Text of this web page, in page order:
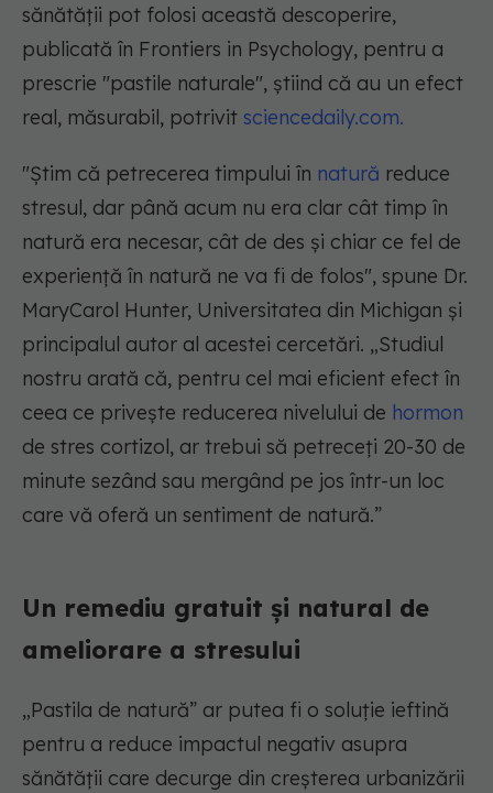
sănătății pot folosi această descoperire,
publicată în Frontiers in Psychology, pentru a
prescrie "pastile naturale", știind că au un efect
real, măsurabil, potrivit sciencedaily.com.
"Știm că petrecerea timpului în natură reduce
stresul, dar până acum nu era clar cât timp în
natură era necesar, cât de des și chiar ce fel de
experiență în natură ne va fi de folos", spune Dr.
MaryCarol Hunter, Universitatea din Michigan și
principalul autor al acestei cercetări. „Studiul
nostru arată că, pentru cel mai eficient efect în
ceea ce privește reducerea nivelului de hormon
de stres cortizol, ar trebui să petreceți 20-30 de
minute sezând sau mergând pe jos într-un loc
care vă oferă un sentiment de natură.”
Un remediu gratuit și natural de
ameliorare a stresului
„Pastila de natură” ar putea fi o soluție ieftină
pentru a reduce impactul negativ asupra
sănătății care decurge din creșterea urbanizării